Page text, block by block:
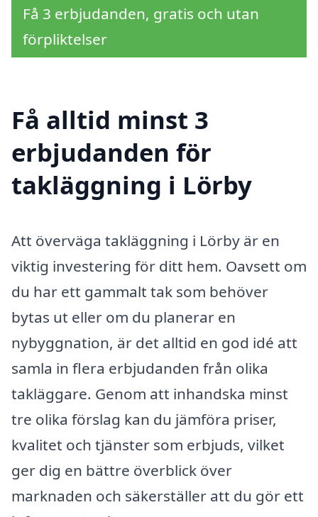
Få 3 erbjudanden, gratis och utan
förpliktelser
Få alltid minst 3
erbjudanden för
takläggning i Lörby
Att överväga takläggning i Lörby är en
viktig investering för ditt hem. Oavsett om
du har ett gammalt tak som behöver
bytas ut eller om du planerar en
nybyggnation, är det alltid en god idé att
samla in flera erbjudanden från olika
takläggare. Genom att inhandska minst
tre olika förslag kan du jämföra priser,
kvalitet och tjänster som erbjuds, vilket
ger dig en bättre överblick över
marknaden och säkerställer att du gör ett